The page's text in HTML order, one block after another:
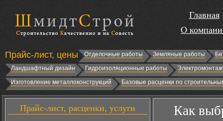
Главная
О
Прайс-лист, цены Отделочные работы Земляные работы
Ландшафтный дизайн
Гидроизоляционные работы
Изготовление металлоконструкций
Базовые расценки по
Прайс-лист, расценки, услуги Как